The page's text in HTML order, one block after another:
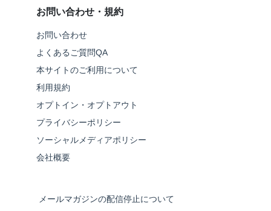
お問い合わせ・規約
お問い合わせ
よくあるご質問QA
本サイトのご利用について
利用規約
オプトイン・オプトアウト
プライバシーポリシー
ソーシャルメディアポリシー
会社概要
メールマガジンの配信停止について